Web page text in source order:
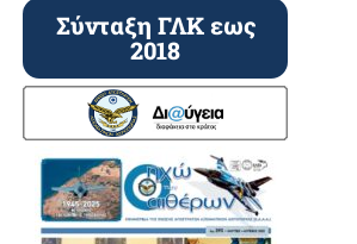
Σύνταξη ΓΛΚ εως
2018